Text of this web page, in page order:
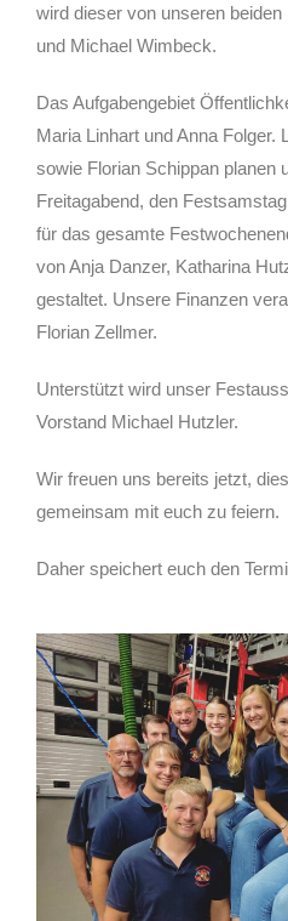
wird dieser von unseren
und Michael Wimbeck.
Das Aufgabengebiet
Maria Linhart und Anna Folger.
sowie Florian Schippan planen
Freitagabend, den
für das gesamte
von Anja Danzer, Katharina
gestaltet. Unsere Finanzen
Florian Zellmer.
Unterstützt wird unser
Vorstand Michael Hutzler.
Wir freuen uns bereits jetzt,
gemeinsam mit euch zu feiern.
Daher speichert euch den